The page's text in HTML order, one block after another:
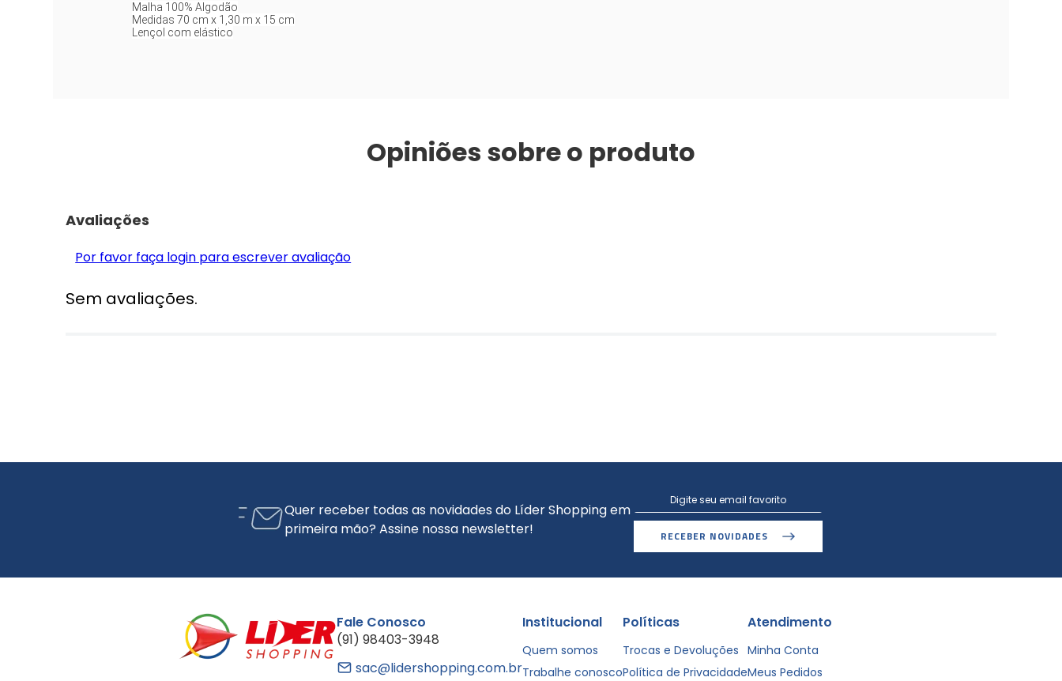
Malha 100% Algodão
Medidas 70 cm x 1,30 m x 15 cm
Lençol com elástico
Opiniões sobre o produto
Avaliações
Por favor faça login para escrever avaliação
Sem avaliações.
Quer receber todas as novidades do Líder Shopping em
primeira mão? Assine nossa newsletter!
RECEBER NOVIDADES
Fale Conosco
(91) 98403-3948
sac@lidershopping.com.br
Institucional
Quem somos
Trabalhe conosco
Políticas
Trocas e Devoluções
Política de Privacidade
Atendimento
Minha Conta
Meus Pedidos